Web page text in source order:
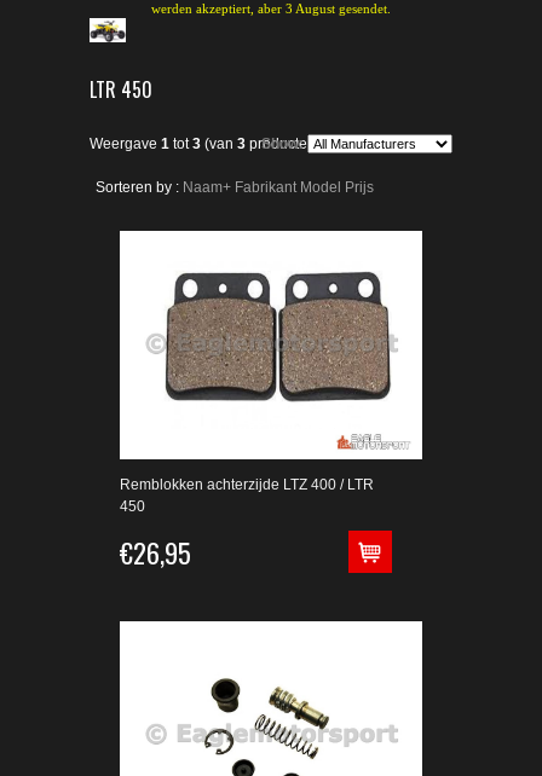
werden akzeptiert, aber 3 August gesendet.
LTR 450
Show:
Weergave 1 tot3 (van 3 producten)
Sorteren by : Naam+ Fabrikant Model Prijs
Remblokken achterzijde LTZ 400 / LTR
450
€26,95